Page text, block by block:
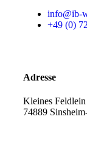
info@ib-
+49 (0)
Adresse
Kleines
74889